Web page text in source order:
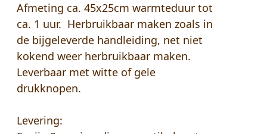
Afmeting ca. 45x25cm warmteduur tot
ca. 1 uur. Herbruikbaar maken zoals in
de bijgeleverde handleiding, net niet
kokend weer herbruikbaar maken.
Leverbaar met witte of gele
drukknopen.
Levering: